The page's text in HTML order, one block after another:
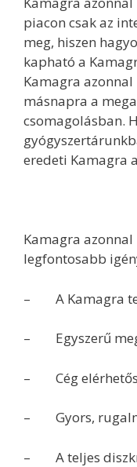
piacon csak az
meg, hiszen
kapható a
Kamagra
másnapra a
csomagolásban.
eredeti Kamagra
Kamagra
legfontosabb
– A Kamagra
– Egyszerű
– Cég
– Gyors,
– A teljes